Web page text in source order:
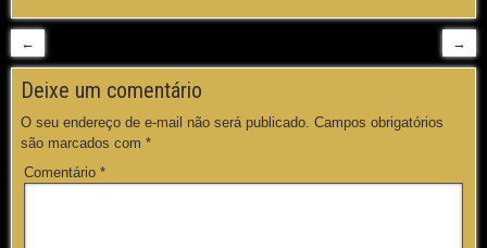
← →
Deixe um comentário
O seu endereço de e-mail não será publicado. Campos obrigatórios
são marcados com *
Comentário *